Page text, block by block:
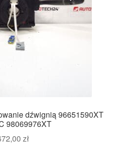
dźwignią 96651590XT
98069976XT
zł